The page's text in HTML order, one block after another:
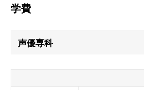
学費
声優専科